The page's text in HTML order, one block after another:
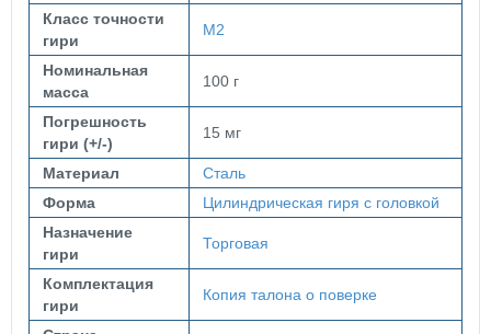
Класс точности
гири
M2
Номинальная
масса
100 г
Погрешность
гири (+/-)
15 мг
Материал
Сталь
Форма
Цилиндрическая гиря с головкой
Назначение
гири
Торговая
Комплектация
гири
Копия талона о поверке